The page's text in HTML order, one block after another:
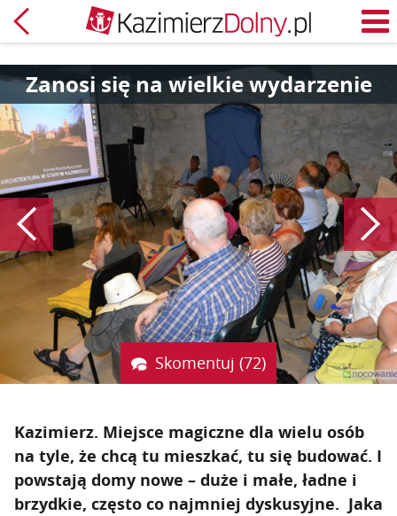
Powrót
Zanosi się na wielkie wydarzenie
Poprzedni
Skomentuj (72)
Kazimierz. Miejsce magiczne dla wielu osób
na tyle, że chcą tu mieszkać, tu się budować. I
powstają domy nowe – duże i małe, ładne i
brzydkie, często co najmniej dyskusyjne. Jaka